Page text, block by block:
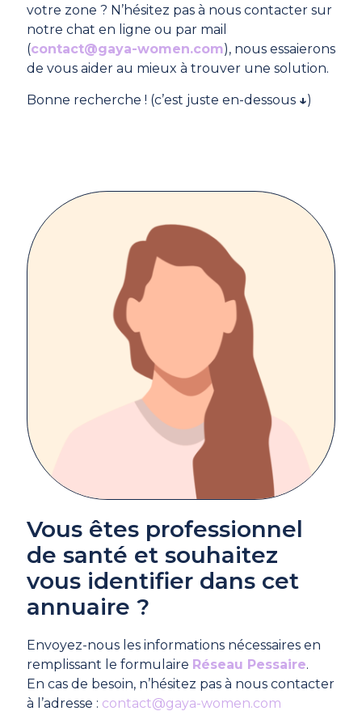
votre zone ? N’hésitez pas à nous contacter sur
notre chat en ligne ou par mail
(contact@gaya-women.com), nous essaierons
de vous aider au mieux à trouver une solution.
Bonne recherche ! (c’est juste en-dessous ↓)
Vous êtes professionnel
de santé et souhaitez
vous identifier dans cet
annuaire ?
Envoyez-nous les informations nécessaires en
remplissant le formulaire Réseau Pessaire.
En cas de besoin, n’hésitez pas à nous contacter
à l’adresse : contact@gaya-women.com